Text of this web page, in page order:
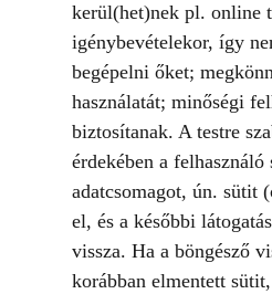
kerül(het)nek pl. online
igénybevételekor, így
begépelni őket;
használatát; minőségi
biztosítanak. A testre
érdekében a
adatcsomagot, ún. sütit
el, és a későbbi
vissza. Ha a böngésző
korábban elmentett